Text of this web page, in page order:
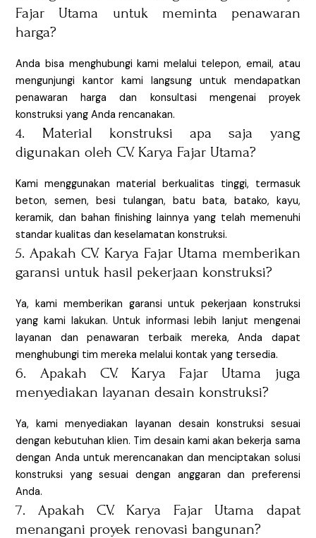
Fajar Utama untuk meminta penawaran
harga?
Anda bisa menghubungi kami melalui telepon, email, atau
mengunjungi kantor kami langsung untuk mendapatkan
penawaran harga dan konsultasi mengenai proyek
konstruksi yang Anda rencanakan.
4. Material konstruksi apa saja yang
digunakan oleh CV. Karya Fajar Utama?
Kami menggunakan material berkualitas tinggi, termasuk
beton, semen, besi tulangan, batu bata, batako, kayu,
keramik, dan bahan finishing lainnya yang telah memenuhi
standar kualitas dan keselamatan konstruksi.
5. Apakah CV. Karya Fajar Utama memberikan
garansi untuk hasil pekerjaan konstruksi?
Ya, kami memberikan garansi untuk pekerjaan konstruksi
yang kami lakukan. Untuk informasi lebih lanjut mengenai
layanan dan penawaran terbaik mereka, Anda dapat
menghubungi tim mereka melalui kontak yang tersedia.
6. Apakah CV. Karya Fajar Utama juga
menyediakan layanan desain konstruksi?
Ya, kami menyediakan layanan desain konstruksi sesuai
dengan kebutuhan klien. Tim desain kami akan bekerja sama
dengan Anda untuk merencanakan dan menciptakan solusi
konstruksi yang sesuai dengan anggaran dan preferensi
Anda.
7. Apakah CV. Karya Fajar Utama dapat
menangani proyek renovasi bangunan?